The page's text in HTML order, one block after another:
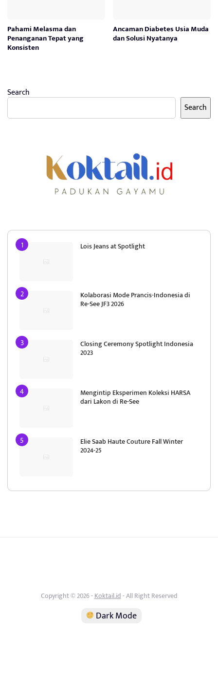
Pahami Melasma dan
Penanganan Tepat yang
Konsisten
Ancaman Diabetes Usia Muda
dan Solusi Nyatanya
Search
Search
Lois Jeans at Spotlight
Kolaborasi Mode Prancis-Indonesia di
Re-See JF3 2026
Closing Ceremony Spotlight Indonesia
2023
Mengintip Eksperimen Koleksi HARSA
dari Lakon di Re-See
Elie Saab Haute Couture Fall Winter
2024-25
Copyright © 2026 -Koktail.id- All Right Reserved
Dark Mode